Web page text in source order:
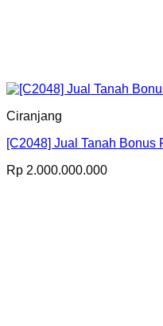
Ciranjang
[C2048] Jual Tanah
Rp 2.000.000.000